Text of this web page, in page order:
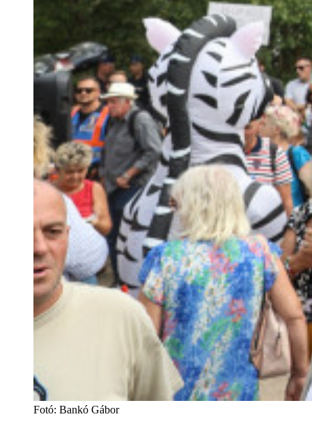
Fotó: Bankó Gábor